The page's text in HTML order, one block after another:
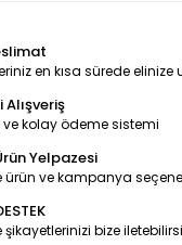
en kısa sürede elinize
Alışveriş
ve kolay ödeme sistemi
Yelpazesi
ürün ve kampanya
şikayetlerinizi bize